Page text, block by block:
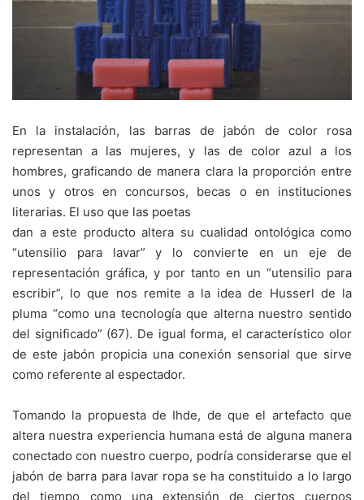
En la instalación, las barras de jabón de color rosa
representan a las mujeres, y las de color azul a los
hombres, graficando de manera clara la proporción entre
unos y otros en concursos, becas o en instituciones
literarias. El uso que las poetas
dan a este producto altera su cualidad ontológica como
“utensilio para lavar” y lo convierte en un eje de
representación gráfica, y por tanto en un “utensilio para
escribir”, lo que nos remite a la idea de Husserl de la
pluma “como una tecnología que alterna nuestro sentido
del significado” (67). De igual forma, el característico olor
de este jabón propicia una conexión sensorial que sirve
como referente al espectador.
Tomando la propuesta de Ihde, de que el artefacto que
altera nuestra experiencia humana está de alguna manera
conectado con nuestro cuerpo, podría considerarse que el
jabón de barra para lavar ropa se ha constituido a lo largo
del tiempo como una extensión de ciertos cuerpos